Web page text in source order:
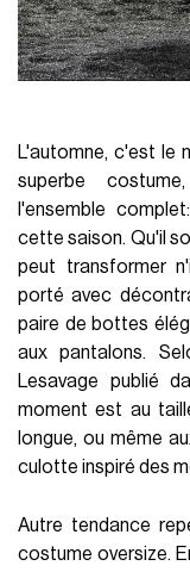
L'automne, c'est le
superbe
l'ensemble
cette saison. Qu'il
peut transformer
porté avec
paire de bottes
aux pantalons.
Lesavage publié
moment est au
longue, ou même
culotte inspiré des
Autre tendance
costume oversize.